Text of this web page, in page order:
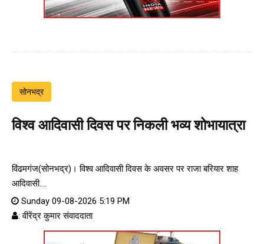
सोनभद्र
विश्व आदिवासी दिवस पर निकली भव्य शोभायात्रा
विंढमगंज(सोनभद्र)। विश्व आदिवासी दिवस के अवसर पर राजा बरियार शाह
आदिवासी....
Sunday 09-08-2026 5:19 PM
: वीरेंद्र कुमार संवाददाता